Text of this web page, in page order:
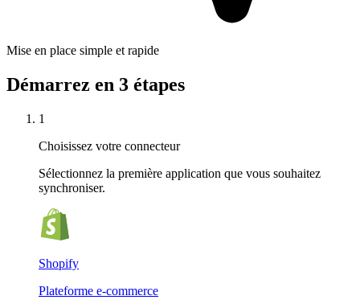
Mise en place simple et rapide
Démarrez en 3 étapes
1
Choisissez votre connecteur
Sélectionnez la première application que vous souhaitez
synchroniser.
Shopify
Plateforme e-commerce